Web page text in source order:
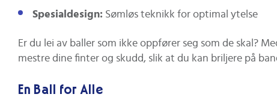
Spesialdesign: Sømløs teknikk for optimal ytelse
Er du lei av baller som ikke oppfører seg som de skal?
mestre dine finter og skudd, slik at du kan briljere på
En Ball for Alle